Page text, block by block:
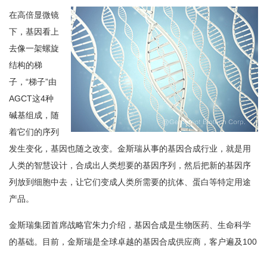
在高倍显微镜
下，基因看上
去像一架螺旋
结构的梯
子，“梯子”由
AGCT这4种
碱基组成，随
着它们的序列
发生变化，基因也随之改变。金斯瑞从事的基因合成行业，就是用
人类的智慧设计，合成出人类想要的基因序列，然后把新的基因序
列放到细胞中去，让它们变成人类所需要的抗体、蛋白等特定用途
产品。
金斯瑞集团首席战略官朱力介绍，基因合成是生物医药、生命科学
的基础。目前，金斯瑞是全球卓越的基因合成供应商，客户遍及100